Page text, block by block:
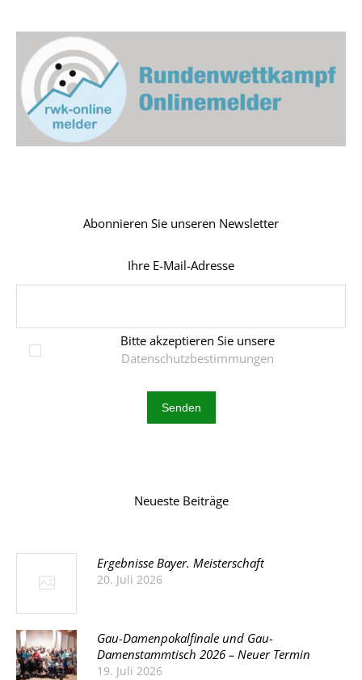
Abonnieren Sie unseren Newsletter
Ihre E-Mail-Adresse
Bitte akzeptieren Sie unsere
Datenschutzbestimmungen
Neueste Beiträge
Ergebnisse Bayer. Meisterschaft
20. Juli 2026
Gau-Damenpokalfinale und Gau-
Damenstammtisch 2026 – Neuer Termin
19. Juli 2026